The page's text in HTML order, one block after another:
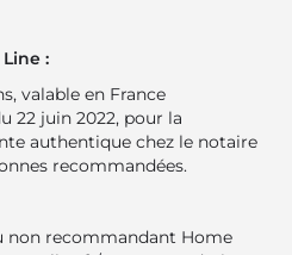
:
valable en France
22 juin 2022, pour la
authentique chez le notaire
recommandées.
non recommandant Home